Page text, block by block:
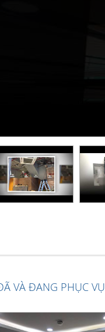
VÀ ĐANG PHỤC VỤ